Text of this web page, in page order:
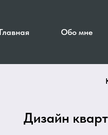
Главная Обо мне
Дизайн